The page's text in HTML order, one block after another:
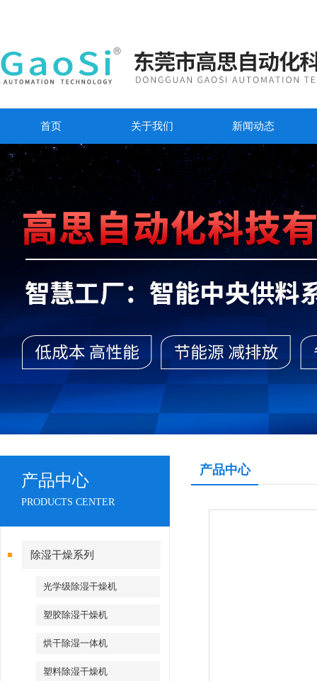
首页 关于我们 新闻动态
产品中心
PRODUCTS CENTER
除湿干燥系列
光学级除湿干燥机
塑胶除湿干燥机
烘干除湿一体机
塑料除湿干燥机
产品中心